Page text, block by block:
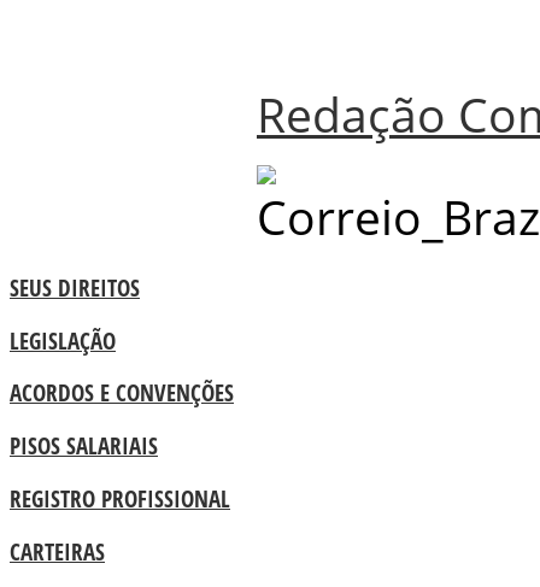
Redação
SEUS DIREITOS
LEGISLAÇÃO
ACORDOS E CONVENÇÕES
PISOS SALARIAIS
REGISTRO PROFISSIONAL
CARTEIRAS